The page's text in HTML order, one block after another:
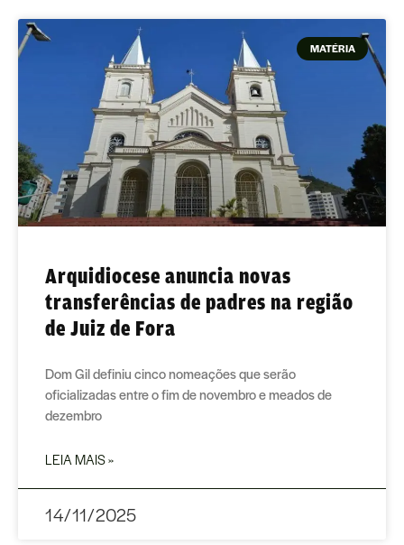
MATÉRIA
Arquidiocese anuncia novas
transferências de padres na região
de Juiz de Fora
Dom Gil definiu cinco nomeações que serão
oficializadas entre o fim de novembro e meados de
dezembro
LEIA MAIS »
14/11/2025